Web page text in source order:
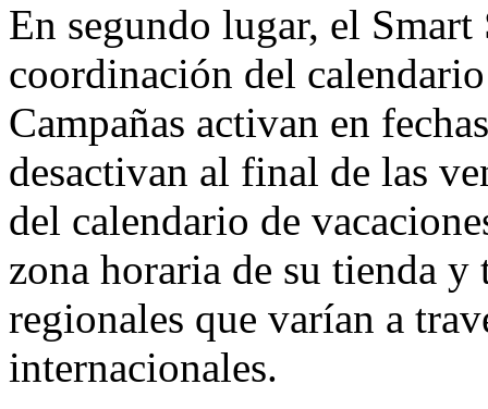
En segundo lugar, el
coordinación del
Campañas activan en
desactivan al final de las
del calendario de
zona horaria de su tienda
regionales que varían a
internacionales.